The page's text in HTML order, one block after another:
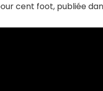
cent foot, publiée